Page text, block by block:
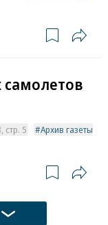
стр. 5
Архив газеты